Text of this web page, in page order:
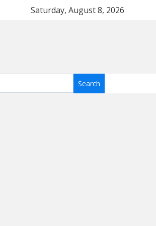
для летнего платья: какие
Saturday, August 8, 2026